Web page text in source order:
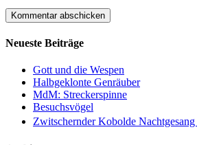
Neueste Beiträge
Gott und die Wespen
Halbgeklonte Genräuber
MdM: Streckerspinne
Besuchsvögel
Zwitschernder Kobolde Nachtgesang